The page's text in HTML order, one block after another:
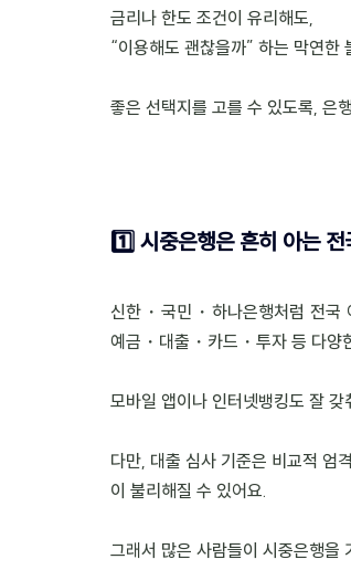
금리나 한도 조건이 유리해도,
“이용해도 괜찮을까” 하는 막연한
좋은 선택지를 고를 수 있도록, 은
1️⃣ 시중은행은 흔히 아는
신한・국민・하나은행처럼 전국
예금・대출・카드・투자 등 다양
모바일 앱이나 인터넷뱅킹도 잘
다만, 대출 심사 기준은 비교적 엄
이 불리해질 수 있어요.
그래서 많은 사람들이 시중은행을